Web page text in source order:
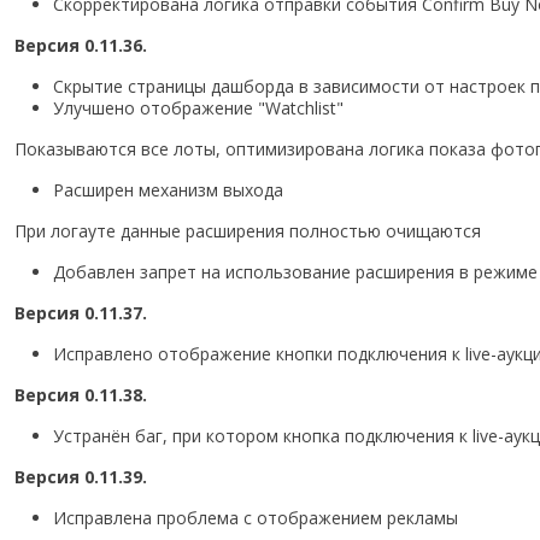
Версия 0.11.36.
Скрытие страницы дашборда в зависимости от настроек
Улучшено отображение "Watchlist"
Показываются все лоты, оптимизирована логика показа
Расширен механизм выхода
При логауте данные расширения полностью очищаются
Добавлен запрет на использование расширения в
Версия 0.11.37.
Исправлено отображение кнопки подключения к live-
Версия 0.11.38.
Устранён баг, при котором кнопка подключения к live-
Версия 0.11.39.
Исправлена проблема с отображением рекламы